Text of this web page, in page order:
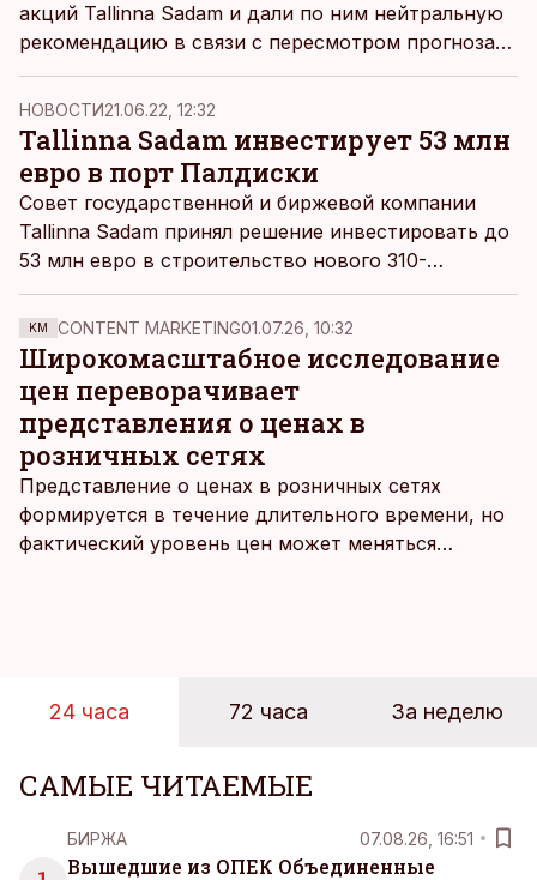
акций Tallinna Sadam и дали по ним нейтральную
рекомендацию в связи с пересмотром прогноза
по обороту компании в негативную сторону.
НОВОСТИ21.06.22, 12:32
Tallinna Sadam инвестирует 53 млн
евро в порт Палдиски
Совет государственной и биржевой компании
Tallinna Sadam принял решение инвестировать до
53 млн евро в строительство нового 310-
метрового причала в Южном порту Палдиски,
пишетÄripäev.
KM CONTENT MARKETING01.07.26, 10:32
Широкомасштабное исследование
цен переворачивает
представления о ценах в
розничных сетях
Представление о ценах в розничных сетях
формируется в течение длительного времени, но
фактический уровень цен может меняться
24 часа 72 часа За неделю
САМЫЕ ЧИТАЕМЫЕ
БИРЖА 07.08.26, 16:51
Вышедшие из ОПЕК Объединенные